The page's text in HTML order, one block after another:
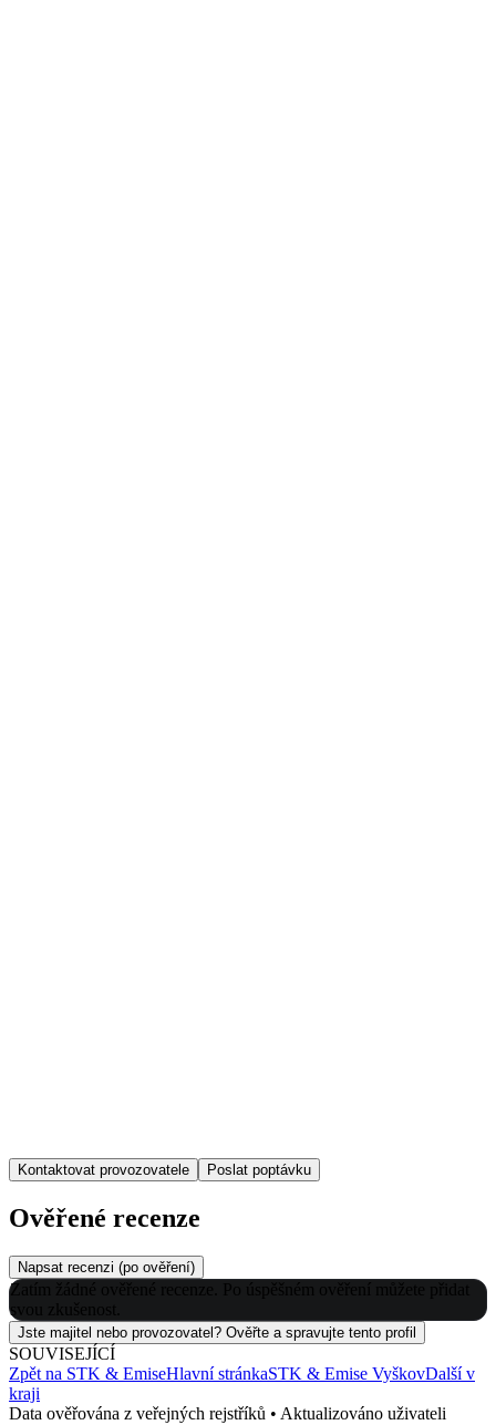
Kontaktovat provozovatele Poslat poptávku
Ověřené recenze
Napsat recenzi (po ověření)
Zatím žádné ověřené recenze. Po úspěšném ověření můžete přidat
svou zkušenost.
Jste majitel nebo provozovatel? Ověřte a spravujte tento profil
SOUVISEJÍCÍ
Zpět na STK & EmiseHlavní stránkaSTK & Emise VyškovDalší v
kraji
Data ověřována z veřejných rejstříků • Aktualizováno uživateli